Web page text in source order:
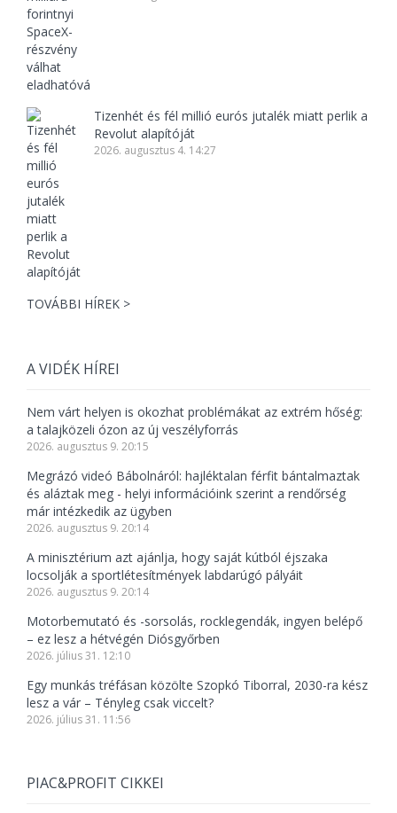
Tizenhét és fél millió eurós jutalék miatt perlik a
Revolut alapítóját
2026. augusztus 4. 14:27
TOVÁBBI HÍREK >
A VIDÉK HÍREI
Nem várt helyen is okozhat problémákat az extrém hőség:
a talajközeli ózon az új veszélyforrás
2026. augusztus 9. 20:15
Megrázó videó Bábolnáról: hajléktalan férfit bántalmaztak
és aláztak meg - helyi információink szerint a rendőrség
már intézkedik az ügyben
2026. augusztus 9. 20:14
A minisztérium azt ajánlja, hogy saját kútból éjszaka
locsolják a sportlétesítmények labdarúgó pályáit
2026. augusztus 9. 20:14
Motorbemutató és -sorsolás, rocklegendák, ingyen belépő
– ez lesz a hétvégén Diósgyőrben
2026. július 31. 12:10
Egy munkás tréfásan közölte Szopkó Tiborral, 2030-ra kész
lesz a vár – Tényleg csak viccelt?
2026. július 31. 11:56
PIAC&PROFIT CIKKEI